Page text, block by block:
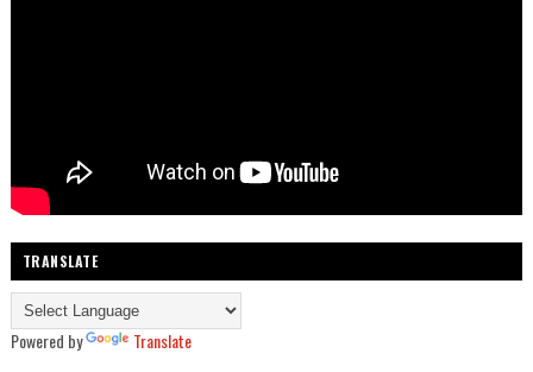
TRANSLATE
Powered by Translate